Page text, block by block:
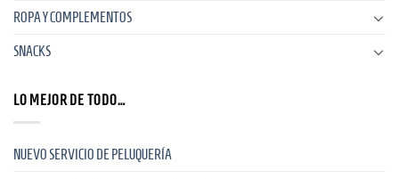
ROPA Y COMPLEMENTOS
SNACKS
LO MEJOR DE TODO…
NUEVO SERVICIO DE PELUQUERÍA